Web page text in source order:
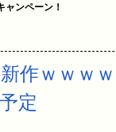
ンペーン！
作ｗｗ
定